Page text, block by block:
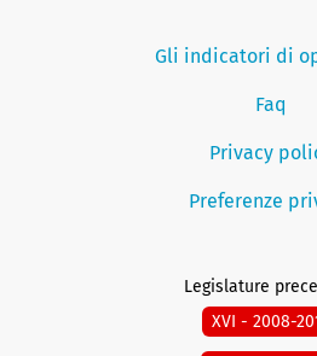
Gli indicatori di
Faq
Privacy
Preferenze
Legislature
XVI - 2008-